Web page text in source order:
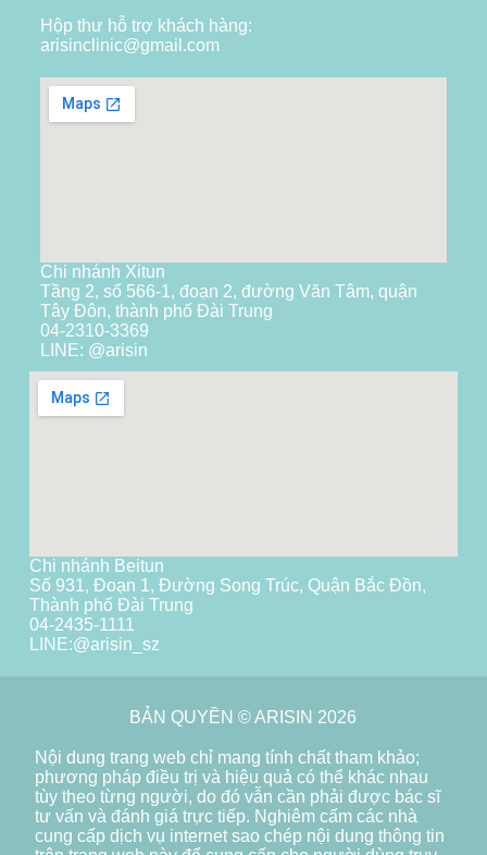
Hộp thư hỗ trợ khách hàng:
arisinclinic@gmail.com
Chi nhánh Xitun
Tầng 2, số 566-1, đoạn 2, đường Văn Tâm, quận
Tây Đôn, thành phố Đài Trung
04-2310-3369
LINE: @arisin
Chi nhánh Beitun
Số 931, Đoạn 1, Đường Song Trúc, Quận Bắc Đồn,
Thành phố Đài Trung
04-2435-1111
LINE:@arisin_sz
BẢN QUYỀN © ARISIN 2026
Nội dung trang web chỉ mang tính chất tham khảo;
phương pháp điều trị và hiệu quả có thể khác nhau
tùy theo từng người, do đó vẫn cần phải được bác sĩ
tư vấn và đánh giá trực tiếp. Nghiêm cấm các nhà
cung cấp dịch vụ internet sao chép nội dung thông tin